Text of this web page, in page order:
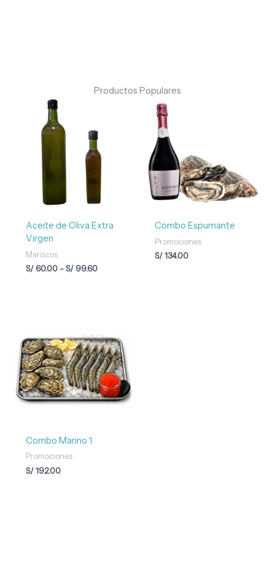
Productos Populares
Aceite de Oliva Extra
Virgen
Mariscos
S/60.00 - S/99.60
desde
S/ 60.00
hasta
Combo Espumante
Promociones
S/134.00
Combo Marino 1
Promociones
S/192.00